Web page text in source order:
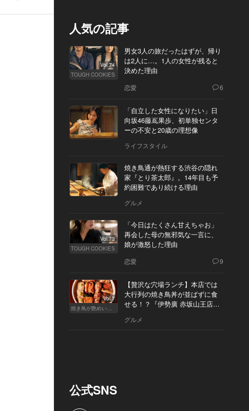
人気の記事
Vol.74
TOUGH COOKIES
男女3人の旅だったはずが、帰り
は2人に…。1人の女性が残ると
決めた理由
恋愛 6
「自立した女性になりたい」日
向坂46藤嶌果歩、初単独センタ
ーの不安と20歳の理想像
ライフスタイル
焼き鳥通が熱狂する渋谷の隠れ
家『とり茶太郎』。14年目も予
約困難であり続ける理由
グルメ
Vol.73
TOUGH COOKIES
「今日はたくさん甘えちゃお」
再会した母の無邪気な一言に、
娘が激怒した理由
恋愛 9
Vol.7
焼き鳥が艶めいてきた
【贅沢な穴場ランチ】本店では
大行列の焼き鳥丼が並ばずに食
せる！？『伊勢廣 赤坂山王店』
グルメ
公式SNS